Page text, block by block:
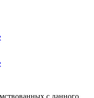
с данного